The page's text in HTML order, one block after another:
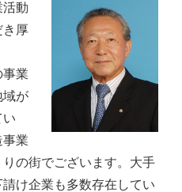
動
き厚
業
域が
い
事業
の街でございます。大手
け企業も多数存在してい